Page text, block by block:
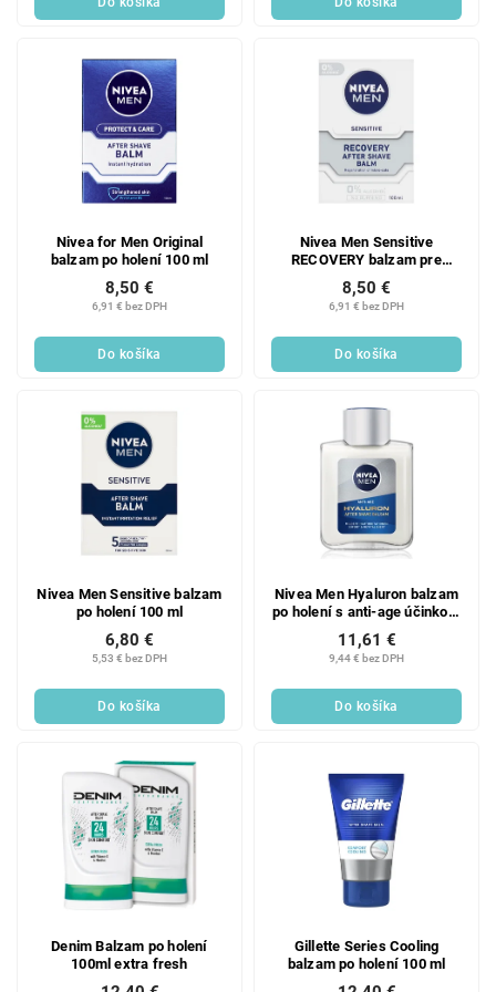
Nivea for Men Original
balzam po holení 100 ml
6,91 € bez DPH
8,50 €
Do košíka
Nivea Men Sensitive
RECOVERY balzam pre
citlivú pleť 100 ml
6,91 € bez DPH
8,50 €
Do košíka
Nivea Men Sensitive balzam
po holení 100 ml
5,53 € bez DPH
6,80 €
Do košíka
Nivea Men Hyaluron balzam
po holení s anti-age účinkom
9,44 € bez DPH
11,61 €
Do košíka
Denim Balzam po holení
100ml extra fresh
Gillette Series Cooling
balzam po holení 100 ml